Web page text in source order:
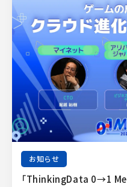
お知らせ
「ThinkingData 0→1